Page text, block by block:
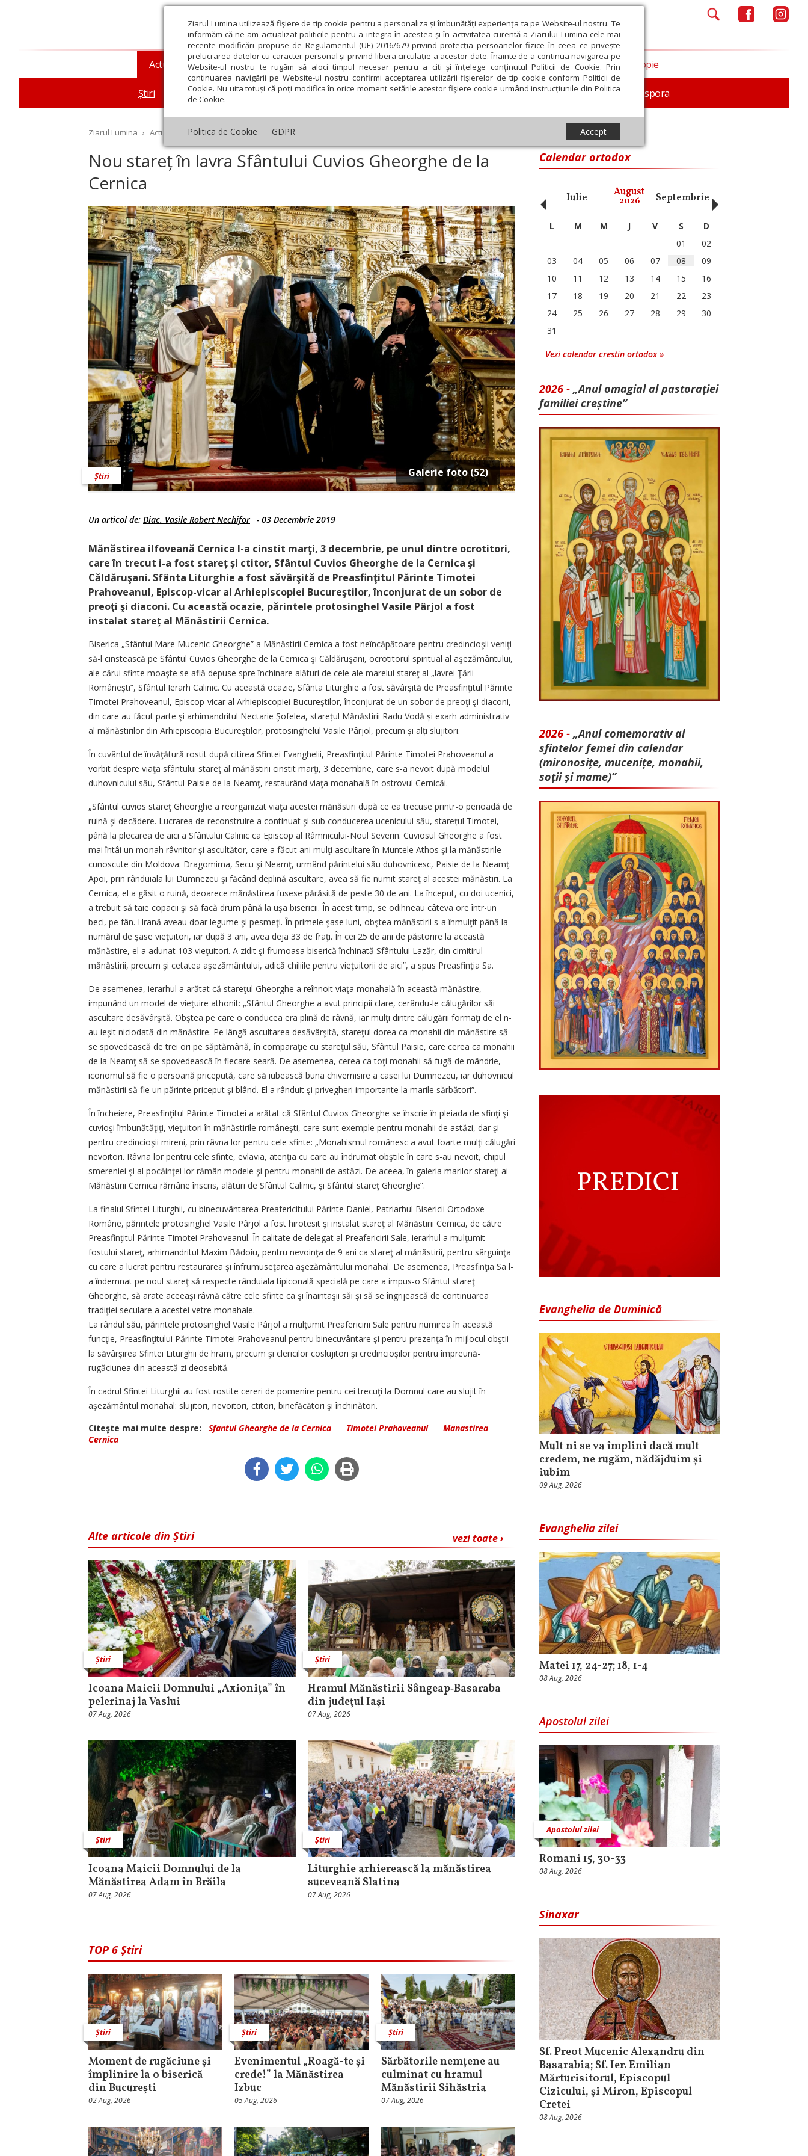
Ziarul Lumina utilizează fişiere de tip cookie pentru a personaliza și îmbunătăți experiența ta pe Website-ul nostru. Te
informăm că ne-am actualizat politicile pentru a integra în acestea și în activitatea curentă a Ziarului Lumina cele mai
recente modificări propuse de Regulamentul (UE) 2016/679 privind protecția persoanelor fizice în ceea ce privește
prelucrarea datelor cu caracter personal și privind libera circulație a acestor date. Înainte de a continua navigarea pe
Website-ul nostru te rugăm să aloci timpul necesar pentru a citi și înțelege conținutul Politicii de Cookie. Prin
continuarea navigării pe Website-ul nostru confirmi acceptarea utilizării fişierelor de tip cookie conform Politicii de
Cookie. Nu uita totuși că poți modifica în orice moment setările acestor fişiere cookie urmând instrucțiunile din Politica
de Cookie.
Politica de Cookie GDPR Accept
Actualitate religioasă
Știri Mesaje și cuvântări An omagial Comunicate de presă Documentar In memoriam Diaspora
Teologie și spiritualitate Educaţie și Cultură Societate Opinii Filantropie
Ziarul Lumina › Actualitate religioasă › Știri › Nou stareț în lavra Sfântului Cuvios Gheorghe de la Cernica
Nou stareț în lavra Sfântului Cuvios Gheorghe de la
Cernica
Galerie foto (52)
Știri
Un articol de: Diac. Vasile Robert Nechifor - 03 Decembrie 2019
Mănăstirea ilfoveană Cernica l-a cinstit marţi, 3 decembrie, pe unul dintre ocrotitori,
care în trecut i-a fost stareț și ctitor, Sfântul Cuvios Gheorghe de la Cernica şi
Căldăruşani. Sfânta Liturghie a fost săvârşită de Preasfinţitul Părinte Timotei
Prahoveanul, Episcop-vicar al Arhiepiscopiei Bucureştilor, înconjurat de un sobor de
preoţi şi diaconi. Cu această ocazie, părintele protosinghel Vasile Pârjol a fost
instalat stareț al Mănăstirii Cernica.
Biserica „Sfântul Mare Mucenic Gheorghe” a Mănăstirii Cernica a fost neîncăpătoare pentru credincioşii veniţi
să-l cinstească pe Sfântul Cuvios Gheorghe de la Cernica şi Căldăruşani, ocrotitorul spiritual al aşezământului,
ale cărui sfinte moaşte se află depuse spre închinare alături de cele ale marelui stareţ al „lavrei Ţării
Româneşti”, Sfântul Ierarh Calinic. Cu această ocazie, Sfânta Liturghie a fost săvârşită de Preasfinţitul Părinte
Timotei Prahoveanul, Episcop-vicar al Arhiepiscopiei Bucureştilor, înconjurat de un sobor de preoţi şi diaconi,
din care au făcut parte şi arhimandritul Nectarie Şofelea, starețul Mănăstirii Radu Vodă și exarh administrativ
al mănăstirilor din Arhiepiscopia Bucureştilor, protosinghelul Vasile Pârjol, precum și alți slujitori.
În cuvântul de învăţătură rostit după citirea Sfintei Evanghelii, Preasfinţitul Părinte Timotei Prahoveanul a
vorbit despre viaţa sfântului stareţ al mănăstirii cinstit marţi, 3 decembrie, care s-a nevoit după modelul
duhovnicului său, Sfântul Paisie de la Neamţ, restaurând viaţa monahală în ostrovul Cernicăi.
„Sfântul cuvios stareţ Gheorghe a reorganizat viaţa acestei mănăstiri după ce ea trecuse printr-o perioadă de
ruină şi decădere. Lucrarea de reconstruire a continuat şi sub conducerea ucenicului său, starețul Timotei,
până la plecarea de aici a Sfântului Calinic ca Episcop al Râmnicului-Noul Severin. Cuviosul Gheorghe a fost
mai întâi un monah râvnitor şi ascultător, care a făcut ani mulţi ascultare în Muntele Athos şi la mănăstirile
cunoscute din Moldova: Dragomirna, Secu şi Neamţ, urmând părintelui său duhovnicesc, Paisie de la Neamț.
Apoi, prin rânduiala lui Dumnezeu şi făcând deplină ascultare, avea să fie numit stareţ al acestei mănăstiri. La
Cernica, el a găsit o ruină, deoarece mănăstirea fusese părăsită de peste 30 de ani. La început, cu doi ucenici,
a trebuit să taie copacii şi să facă drum până la uşa bisericii. În acest timp, se odihneau câteva ore într-un
beci, pe fân. Hrană aveau doar legume şi pesmeţi. În primele şase luni, obştea mănăstirii s-a înmulţit până la
numărul de şase vieţuitori, iar după 3 ani, avea deja 33 de fraţi. În cei 25 de ani de păstorire la această
mănăstire, el a adunat 103 vieţuitori. A zidit şi frumoasa biserică închinată Sfântului Lazăr, din cimitirul
mănăstirii, precum şi cetatea aşezământului, adică chiliile pentru vieţuitorii de aici”, a spus Preasfinția Sa.
De asemenea, ierarhul a arătat că stareţul Gheorghe a reînnoit viaţa monahală în această mănăstire,
impunând un model de viețuire athonit: „Sfântul Gheorghe a avut principii clare, cerându-le călugărilor săi
ascultare desăvârşită. Obştea pe care o conducea era plină de râvnă, iar mulţi dintre călugării formaţi de el n-
au ieşit niciodată din mănăstire. Pe lângă ascultarea de­săvârşită, stareţul dorea ca monahii din mănăstire să
se spovedească de trei ori pe săptămână, în comparaţie cu stareţul său, Sfântul Paisie, care cerea ca monahii
de la Neamţ să se spovedească în fiecare seară. De asemenea, cerea ca toţi monahii să fugă de mândrie,
iconomul să fie o persoană pricepută, care să iubească buna chivernisire a casei lui Dumnezeu, iar duhovnicul
mănăstirii să fie un părinte priceput şi blând. El a rânduit şi privegheri importante la marile sărbători”.
În încheiere, Preasfinţitul Părinte Timotei a arătat că Sfântul Cuvios Gheorghe se înscrie în pleiada de sfinţi şi
cuvioşi îmbunătăţiţi, vieţuitori în mănăstirile româneşti, care sunt exemple pentru monahii de astăzi, dar şi
pentru credincioşii mireni, prin râvna lor pentru cele sfinte: „Monahismul românesc a avut foarte mulţi călugări
nevoitori. Râvna lor pentru cele sfinte, evlavia, atenţia cu care au îndrumat obştile în care s-au nevoit, chipul
smereniei şi al pocăinţei lor rămân modele şi pentru monahii de astăzi. De aceea, în galeria marilor stareţi ai
Mănăstirii Cernica rămâne înscris, alături de Sfântul Calinic, şi Sfântul stareţ Gheorghe”.
La finalul Sfintei Liturghii, cu binecuvântarea Preafericitului Părinte Daniel, Patriarhul Bisericii Ortodoxe
Române, părintele protosinghel Vasile Pârjol a fost hirotesit şi instalat stareţ al Mănăstirii Cernica, de către
Preasfințitul Părinte Timotei Prahoveanul. În calitate de delegat al Preafericirii Sale, ierarhul a mulţumit
fostului stareţ, arhimandritul Maxim Bădoiu, pentru nevoinţa de 9 ani ca stareţ al mănăstirii, pentru sârguinţa
cu care a lucrat pentru restaurarea şi înfrumuseţarea aşezământului monahal. De asemenea, Preasfinţia Sa l-
a îndemnat pe noul stareţ să respecte rânduiala tipiconală specială pe care a impus-o Sfântul stareţ
Gheorghe, să arate aceeaşi râvnă către cele sfinte ca şi înaintaşii săi şi să se îngrijească de continuarea
tradiţiei seculare a acestei vetre monahale.
La rândul său, părintele protosinghel Vasile Pârjol a mulţumit Preafericirii Sale pentru numirea în această
funcţie, Prea­sfinţitului Părinte Timotei Prahoveanul pentru binecuvântare şi pentru prezenţa în mijlocul ­obştii
la săvârşirea Sfintei Liturghii de hram, precum şi clericilor coslujitori şi credincioşilor pentru împreună-
rugăciunea din această zi deosebită.
În cadrul Sfintei Liturghii au fost rostite cereri de pomenire pentru cei trecuţi la Domnul care au slujit în
aşezământul monahal: slujitori, nevoitori, ctitori, binefăcători şi închinători.
Citeşte mai multe despre:
Sfantul Gheorghe de la Cernica - Timotei Prahoveanul- Manastirea
Cernica
vezi toate ›
Alte articole din Știri
Știri
Icoana Maicii Domnului „Axionița” în
pelerinaj la Vaslui
07 Aug, 2026
Știri
Hramul Mănăstirii Sângeap‑Basaraba
din judeţul Iaşi
07 Aug, 2026
Știri
Icoana Maicii Domnului de la
Mănăstirea Adam în Brăila
07 Aug, 2026
Știri
Liturghie arhierească la mănăstirea
suceveană Slatina
07 Aug, 2026
TOP 6 Știri
Știri
Moment de rugăciune şi
împlinire la o biserică
din Bucureşti
02 Aug, 2026
Știri
Evenimentul „Roagă-te și
crede!” la Mănăstirea
Izbuc
05 Aug, 2026
Știri
Sărbătorile nemţene au
culminat cu hramul
Mănăstirii Sihăstria
07 Aug, 2026
Calendar ortodox
Iulie August
2026 Septembrie Octombrie
‹ L M M J V S
D
01
02
03
04 05 06 07 08
09
10
11 12 13 14 15
16
17
18 19 20 21 22
23
24
25 26 27 28 29
30
31
Vezi calendar crestin ortodox »
2026 - „Anul omagial al pastorației
familiei creștine”
2026 - „Anul comemorativ al
sfintelor femei din calendar
(mironosițe, mu­cenițe, monahii,
soții și mame)”
Evanghelia de Duminică
Mult ni se va împlini dacă mult
credem, ne rugăm, nădăjduim și
iubim
09 Aug, 2026
Evanghelia zilei
Matei 17, 24-27; 18, 1-4
08 Aug, 2026
Apostolul zilei
Apostolul zilei
Romani 15, 30-33
08 Aug, 2026
Sinaxar
Sf. Preot Mucenic Alexandru din
Basarabia; Sf. Ier. Emilian
Mărturisitorul, Episcopul
Cizicului, şi Miron, Episcopul
Cretei
08 Aug, 2026